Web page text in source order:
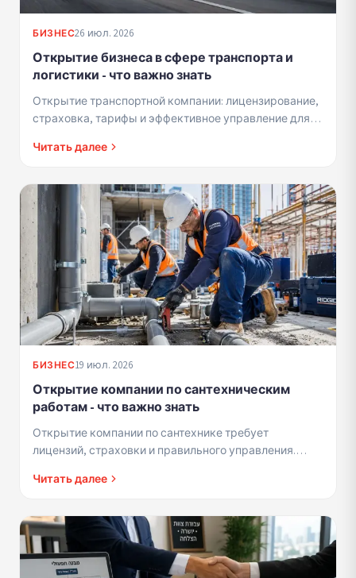
БИЗНЕС26 июл. 2026
Открытие бизнеса в сфере транспорта и
логистики - что важно знать
Открытие транспортной компании: лицензирование,
страховка, тарифы и эффективное управление для
Читать далее
БИЗНЕС19 июл. 2026
Открытие компании по сантехническим
работам - что важно знать
Открытие компании по сантехнике требует
лицензий, страховки и правильного управления.
в этой сфере.
Читать далее